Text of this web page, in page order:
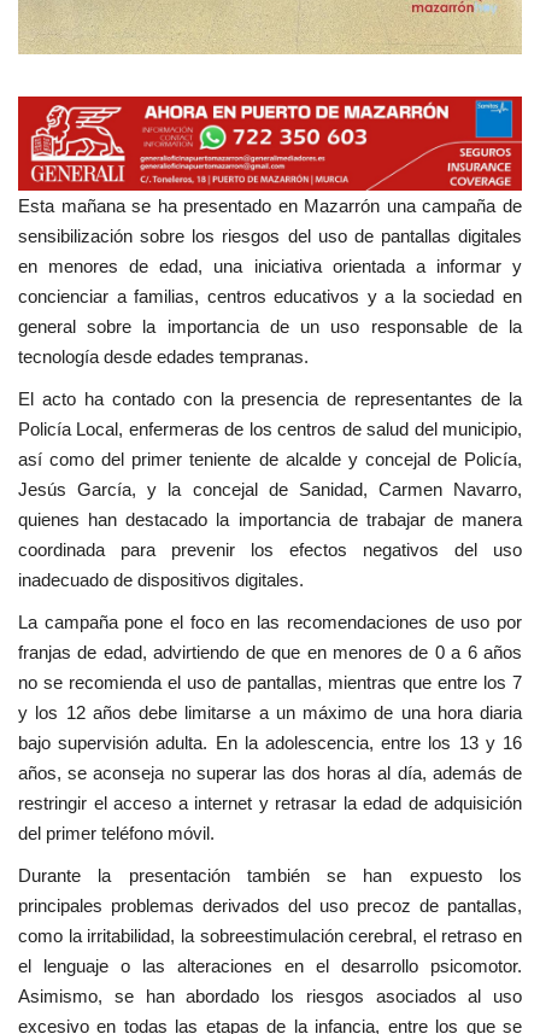
Esta mañana se ha presentado en Mazarrón una campaña de
sensibilización sobre los riesgos del uso de pantallas digitales
en menores de edad, una iniciativa orientada a informar y
concienciar a familias, centros educativos y a la sociedad en
general sobre la importancia de un uso responsable de la
tecnología desde edades tempranas.
El acto ha contado con la presencia de representantes de la
Policía Local, enfermeras de los centros de salud del municipio,
así como del primer teniente de alcalde y concejal de Policía,
Jesús García, y la concejal de Sanidad, Carmen Navarro,
quienes han destacado la importancia de trabajar de manera
coordinada para prevenir los efectos negativos del uso
inadecuado de dispositivos digitales.
La campaña pone el foco en las recomendaciones de uso por
franjas de edad, advirtiendo de que en menores de 0 a 6 años
no se recomienda el uso de pantallas, mientras que entre los 7
y los 12 años debe limitarse a un máximo de una hora diaria
bajo supervisión adulta. En la adolescencia, entre los 13 y 16
años, se aconseja no superar las dos horas al día, además de
restringir el acceso a internet y retrasar la edad de adquisición
del primer teléfono móvil.
Durante la presentación también se han expuesto los
principales problemas derivados del uso precoz de pantallas,
como la irritabilidad, la sobreestimulación cerebral, el retraso en
el lenguaje o las alteraciones en el desarrollo psicomotor.
Asimismo, se han abordado los riesgos asociados al uso
excesivo en todas las etapas de la infancia, entre los que se